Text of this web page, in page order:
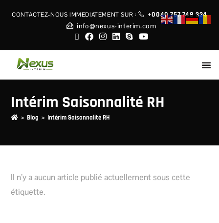
CONTACTEZ-NOUS IMMEDIATEMENT SUR :
+0040 757 748 334
info@nexus-interim.com
Intérim Saisonnalité RH
> Blog > Intérim Saisonnalité RH
Il n’y a aucun article publié actuellement sous cette
étiquette.